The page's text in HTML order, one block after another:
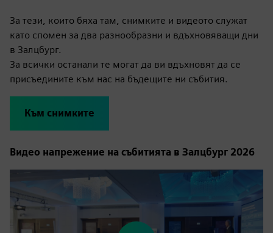
За тези, които бяха там, снимките и видеото служат
като спомен за два разнообразни и вдъхновяващи дни
в Залцбург.
За всички останали те могат да ви вдъхновят да се
присъедините към нас на бъдещите ни събития.
Към снимките
Видео напрежение на събитията в Залцбург 2026